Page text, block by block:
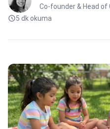
Co-founder & Head of
5 dk okuma